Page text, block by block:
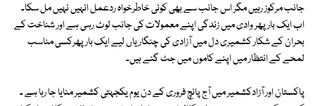
جانب مرکوز رہیں مگر اس جانب سے بھی کوئی خاطرخواہ ردعمل انہیں نہیں مل سکا۔
اب ایک بار پھر وادی میں زندگی اپنے معمولات کی جانب لوٹ رہی ہے اور شناخت کے
بحران کے شکار کشمیری دل میں آزادی کی چنگاریاں لیے ایک بار پھرکسی مناسب
لمحے کے انتظار میں اپنے کاموں میں جٹ گئے ہیں۔
پاکستان اور آزادکشمیر میں آج پانچ فروری کے دن یوم یکجہتی کشمیر منایا جا رہا ہے ۔